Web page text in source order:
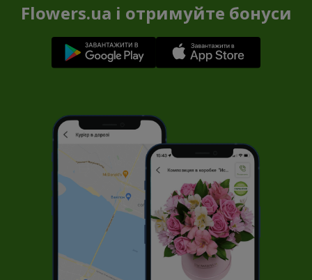
Flowers.ua і отримуйте бонуси